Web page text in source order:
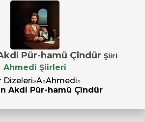
Pür-hamü Çîndür Şiiri
Ahmedi Şiirleri
Dizeleri»A»Ahmedi»
Akdi Pür-hamü Çîndür